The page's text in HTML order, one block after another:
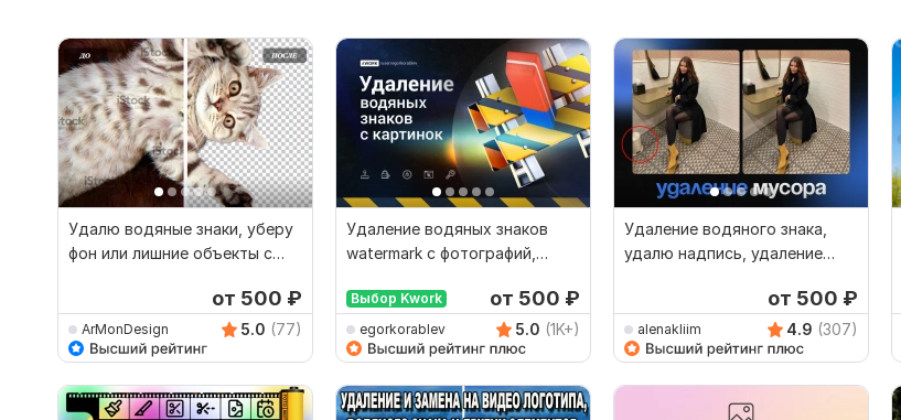
Удалю водяные знаки, уберу
фон или лишние объекты с
от 500 ₽
ArMonDesign 5.0 (77)
Удаление водяных знаков
watermark с фотографий,
Выбор Kwork от 500 ₽
egorkorablev 5.0 (1K+)
Удаление водяного знака,
удалю надпись, удаление
от 500 ₽
alenakliim 4.9 (307)